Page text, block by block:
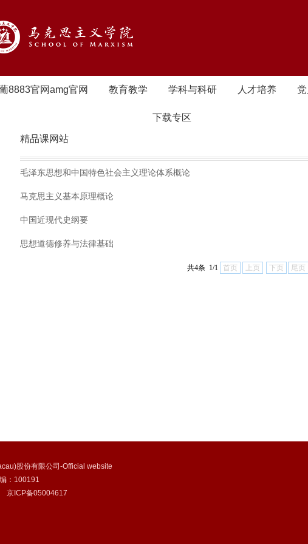
8883官网amg官网 教育教学 学科与科研 人才培养
下载专区
精品课网站
毛泽东思想和中国特色社会主义理论体系概论
马克思主义基本原理概论
中国近现代史纲要
思想道德修养与法律基础
共4条 1/1 首页 上页 下页 尾页
股份有限公司-Official website
编：100191
京ICP备05004617